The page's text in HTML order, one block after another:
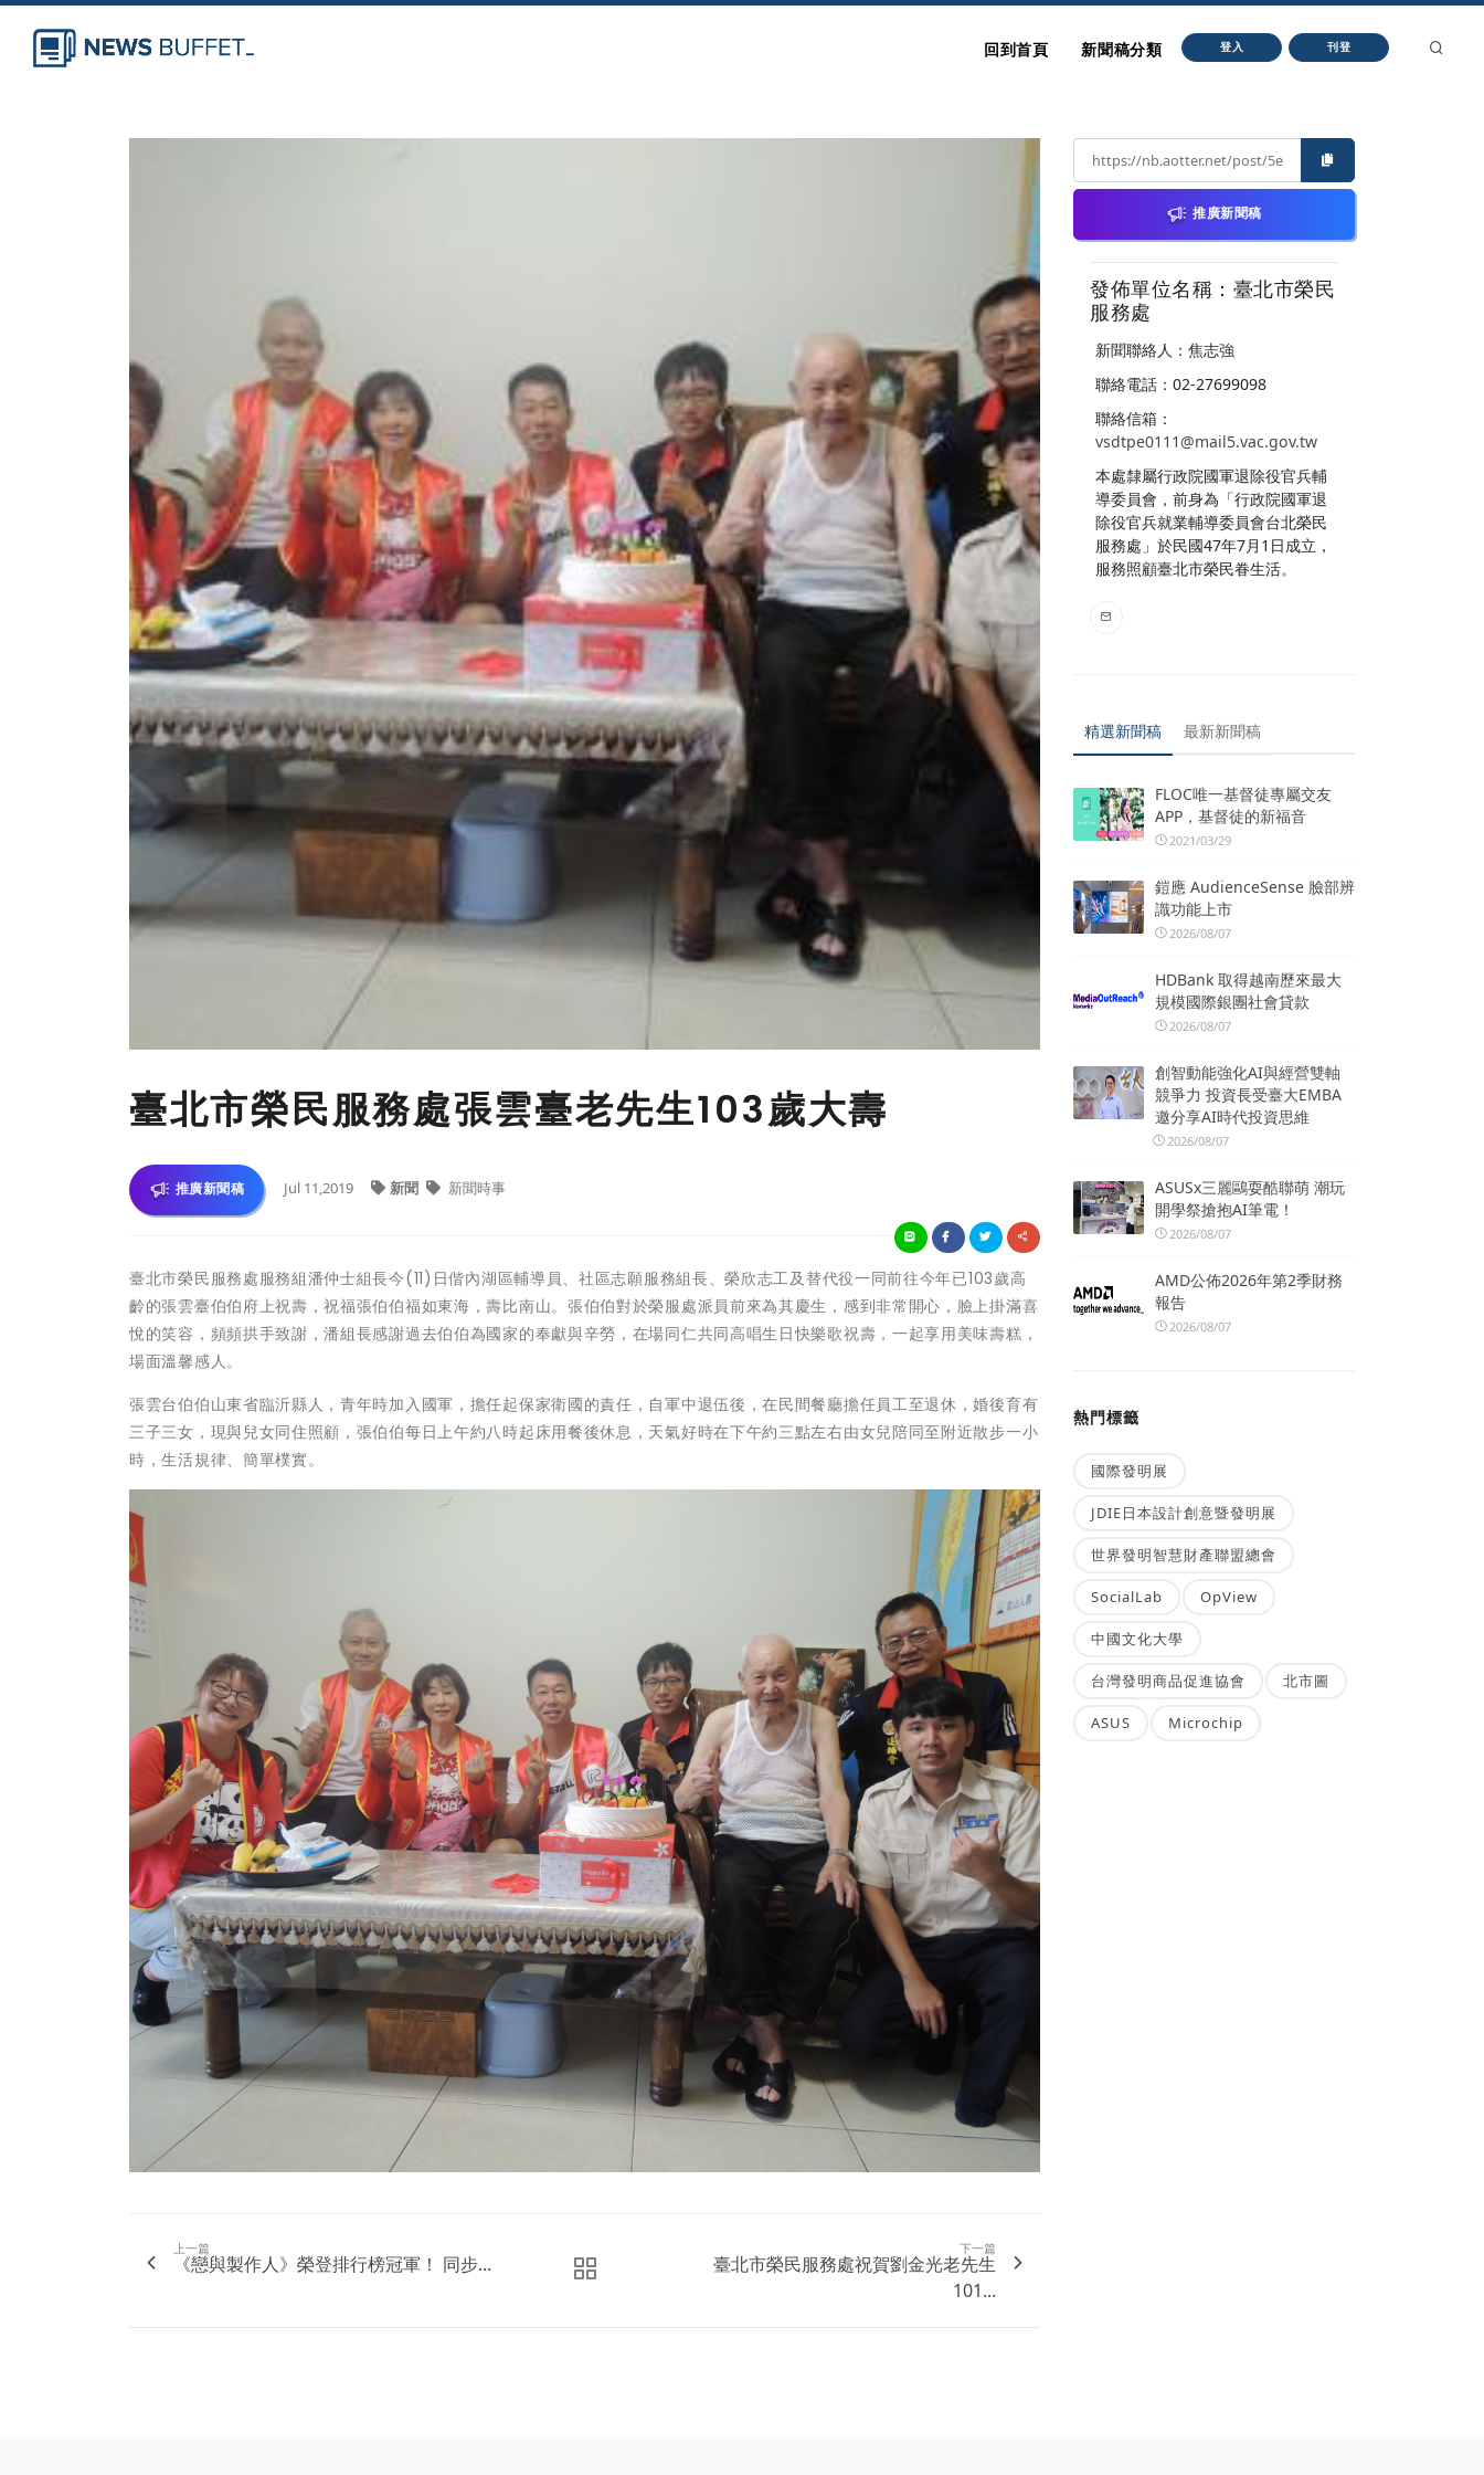
回到首頁 新聞稿分類 登入 刊登
臺北市榮民服務處張雲臺老先生103歲大壽
推廣新聞稿 Jul 11,2019 新聞 新聞時事
臺北市榮民服務處服務組潘仲士組長今(11)日偕內湖區輔導員、社區志願服務組長、榮欣志工及替代役一同前往今年已103歲高
齡的張雲臺伯伯府上祝壽，祝福張伯伯福如東海，壽比南山。張伯伯對於榮服處派員前來為其慶生，感到非常開心，臉上掛滿喜
悅的笑容，頻頻拱手致謝，潘組長感謝過去伯伯為國家的奉獻與辛勞，在場同仁共同高唱生日快樂歌祝壽，一起享用美味壽糕，
場面溫馨感人。
張雲台伯伯山東省臨沂縣人，青年時加入國軍，擔任起保家衛國的責任，自軍中退伍後，在民間餐廳擔任員工至退休，婚後育有
三子三女，現與兒女同住照顧，張伯伯每日上午約八時起床用餐後休息，天氣好時在下午約三點左右由女兒陪同至附近散步一小
時，生活規律、簡單樸實。
上一篇
​《戀與製作人》榮登排行榜冠軍！ 同步...
下一篇
臺北市榮民服務處祝賀劉金光老先生
101...
推廣新聞稿
發佈單位名稱：臺北市榮民
服務處
新聞聯絡人：焦志強
聯絡電話：02-27699098
聯絡信箱：
vsdtpe0111@mail5.vac.gov.tw
本處隸屬行政院國軍退除役官兵輔
導委員會，前身為「行政院國軍退
除役官兵就業輔導委員會台北榮民
服務處」於民國47年7月1日成立，
服務照顧臺北市榮民眷生活。
精選新聞稿 最新新聞稿
FLOC唯一基督徒專屬交友
APP，基督徒的新福音
2021/03/29
鎧應 AudienceSense 臉部辨
識功能上市
2026/08/07
HDBank 取得越南歷來最大
規模國際銀團社會貸款
2026/08/07
創智動能強化AI與經營雙軸
競爭力 投資長受臺大EMBA
邀分享AI時代投資思維
2026/08/07
ASUSx三麗鷗耍酷聯萌 潮玩
開學祭搶抱AI筆電！
2026/08/07
AMD公佈2026年第2季財務
報告
2026/08/07
熱門標籤
國際發明展
JDIE日本設計創意暨發明展
世界發明智慧財產聯盟總會
SocialLab OpView
中國文化大學
台灣發明商品促進協會 北市圖
ASUS Microchip